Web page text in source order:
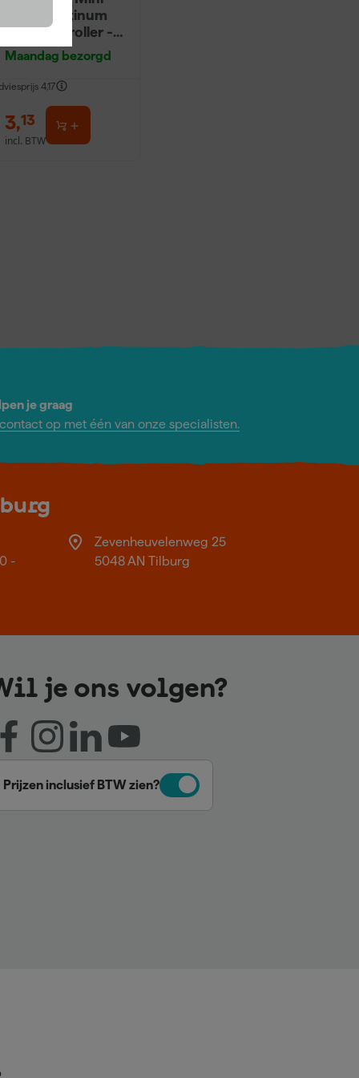
Antex Platinum
Muurverfroller -
5cm (2st)
Maandag bezorgd
4,17
3,13
incl. BTW
je graag
op met één van onze specialisten.
-
Zevenheuvelenweg 25
5048 AN Tilburg
je ons volgen?
Prijzen inclusief BTW zien?